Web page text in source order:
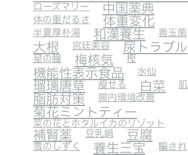
ローズマリー 中国薬典
体の重だるさ 体重変化
半夏厚朴湯 和漢養生 善玉菌
大根 宮廷美容 尿トラブル
星の瞳 梅核気 樫
機能性表示食品 水仙
瑠璃唐草 瘦せる 白菜 肌
脂肪対策 腸内環境改善
菊花ミントティー
菜の花とホタルイカのリゾット
補腎薬 豆乳鍋 豆腐
雪のしずく 養生三宝 騙され